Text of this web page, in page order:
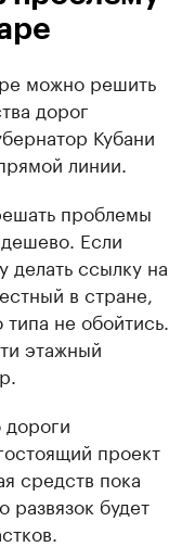
можно решить
дорог
Кубани
линии.
проблемы
Если
делать ссылку на
в стране,
не обойтись.
этажный
дороги
проект
средств пока
развязок будет